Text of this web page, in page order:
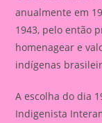
anualmente em
1943, pelo então
homenagear e
indígenas
A escolha do dia
Indigenista